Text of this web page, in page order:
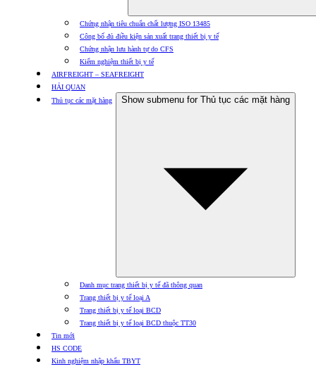
Chứng nhận tiêu chuẩn chất lượng ISO 13485
Công bố đủ điều kiện sản xuất trang thiết bị y tế
Chứng nhận lưu hành tự do CFS
Kiểm nghiệm thiết bị y tế
AIRFREIGHT – SEAFREIGHT
HẢI QUAN
Thủ tục các mặt hàng
Show submenu for Thủ tục các mặt hàng
Danh mục trang thiết bị y tế đã thông quan
Trang thiết bị y tế loại A
Trang thiết bị y tế loại BCD
Trang thiết bị y tế loại BCD thuộc TT30
Tin mới
HS CODE
Kinh nghiệm nhập khẩu TBYT